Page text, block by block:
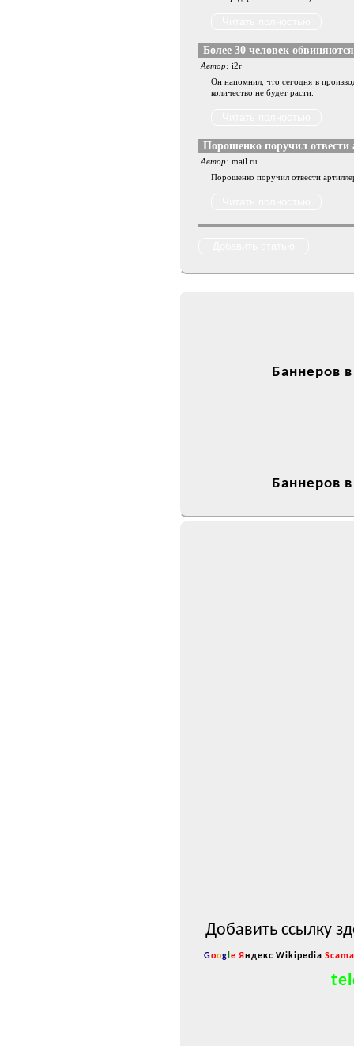
Более 30 человек
Автор: i2r
Он напомнил, что сегодня в
количество не будет расти.
Порошенко поручил отвести
Автор: mail.ru
Порошенко поручил отвести
Баннеров
Баннеров
Добавить ссылку
Goog e Я ндекс Wikipedia